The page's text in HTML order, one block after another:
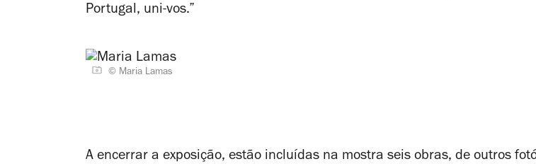
Portugal, uni-vos.”
© Maria Lamas
A encerrar a exposição, estão incluídas na mostra seis obras, de outros